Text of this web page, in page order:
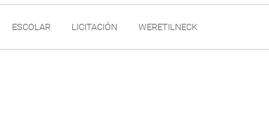
ESCOLAR LICITACIÓN WERETILNECK